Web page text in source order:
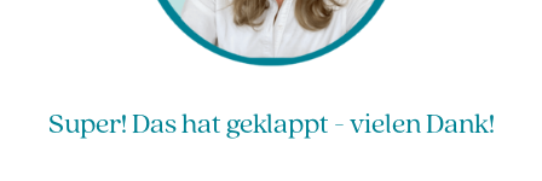
Super! Das hat geklappt - vielen Dank!